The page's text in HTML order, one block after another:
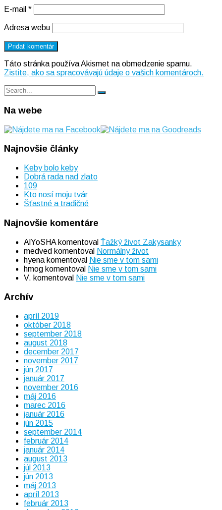
E-mail *
Adresa webu
Táto stránka používa Akismet na obmedzenie spamu.
Zistite, ako sa spracovávajú údaje o vašich komentároch.
Search
for:
Search
Na webe
Najnovšie články
Keby bolo keby
Dobrá rada nad zlato
109
Kto nosí moju tvár
Šťastné a tradičné
Najnovšie komentáre
AlYoSHAkomentoval Ťažký život Zakysanky
medved komentoval Normálny život
hyena komentoval Nie sme v tom sami
hmog komentoval Nie sme v tom sami
V. komentoval Nie sme v tom sami
Archív
apríl 2019
október 2018
september 2018
august 2018
december 2017
november 2017
jún 2017
január 2017
november 2016
máj 2016
marec 2016
január 2016
jún 2015
september 2014
február 2014
január 2014
august 2013
júl 2013
jún 2013
máj 2013
apríl 2013
február 2013